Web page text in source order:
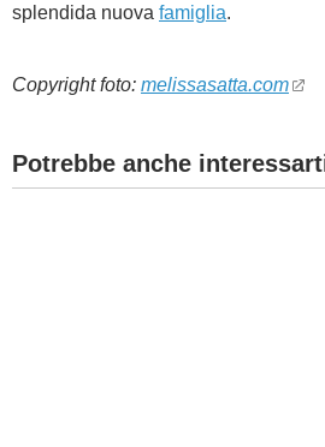
splendida nuova famiglia.
Copyright foto: melissasatta.com
Potrebbe anche